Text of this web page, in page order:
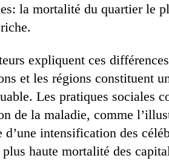
la mortalité du quartier le
expliquent ces
et les régions constituent
Les pratiques sociales
de la maladie, comme
d’une intensification des
haute mortalité des